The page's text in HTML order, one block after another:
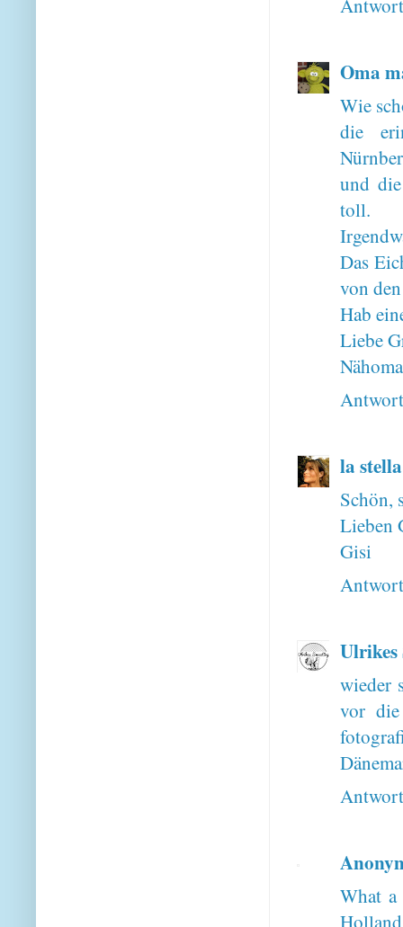
Oma
Wie
die
und
toll.
Das
von
Hab
Liebe
Nähoma
la
Schön,
Lieben
Gisi
wieder
vor
What